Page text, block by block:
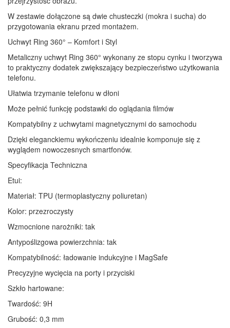
W zestawie dołączone są dwie chusteczki (mokra i sucha) do
przygotowania ekranu przed montażem.
Uchwyt Ring 360° – Komfort i Styl
Metaliczny uchwyt Ring 360° wykonany ze stopu cynku i tworzywa
to praktyczny dodatek zwiększający bezpieczeństwo użytkowania
telefonu.
Ułatwia trzymanie telefonu w dłoni
Może pełnić funkcję podstawki do oglądania filmów
Kompatybilny z uchwytami magnetycznymi do samochodu
Dzięki eleganckiemu wykończeniu idealnie komponuje się z
wyglądem nowoczesnych smartfonów.
Specyfikacja Techniczna
Etui:
Materiał: TPU (termoplastyczny poliuretan)
Kolor: przezroczysty
Wzmocnione narożniki: tak
Antypoślizgowa powierzchnia: tak
Kompatybilność: ładowanie indukcyjne i MagSafe
Precyzyjne wycięcia na porty i przyciski
Szkło hartowane:
Twardość: 9H
Grubość: 0,3 mm